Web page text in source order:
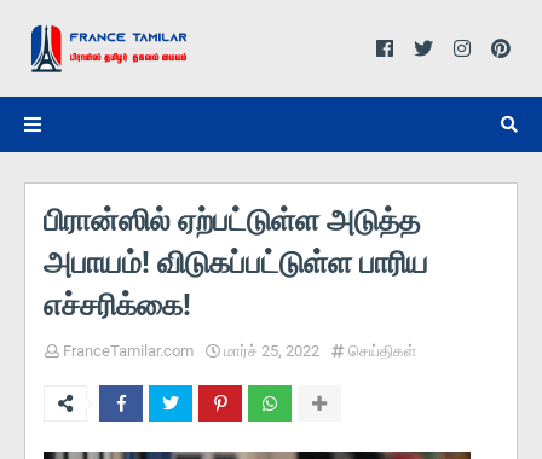
பிரான்ஸில் ஏற்பட்டுள்ள அடுத்த
அபாயம்! விடுகப்பட்டுள்ள பாரிய
எச்சரிக்கை!
FranceTamilar.com மார்ச் 25, 2022 செய்திகள்